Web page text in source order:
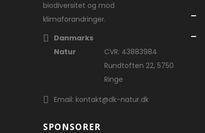
biodiversitet og mod
klimaforandringer.
Danmarks
Natur
CVR: 43883984
Rundtoften 22, 5750
Ringe
Email: kontakt@dk-natur.dk
SPONSORER